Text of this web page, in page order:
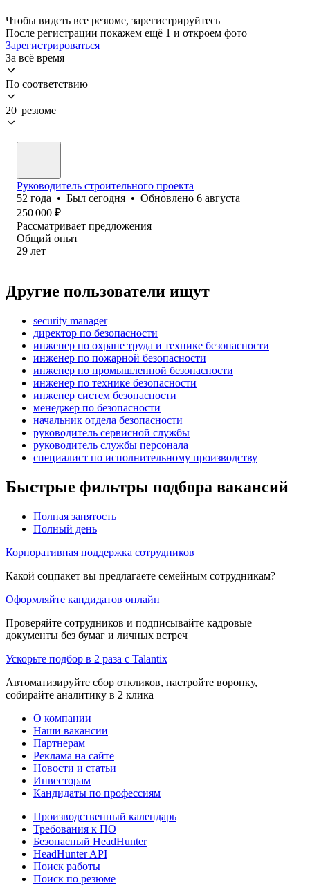
Чтобы видеть все резюме, зарегистрируйтесь
После регистрации покажем ещё 1 и откроем фото
Зарегистрироваться
За всё время
По соответствию
20 резюме
Руководитель строительного проекта
52 года • Был сегодня • Обновлено 6 августа
250 000 ₽
Рассматривает предложения
Общий опыт
29 лет
Другие пользователи ищут
security manager
директор по безопасности
инженер по охране труда и технике безопасности
инженер по пожарной безопасности
инженер по промышленной безопасности
инженер по технике безопасности
инженер систем безопасности
менеджер по безопасности
начальник отдела безопасности
руководитель сервисной службы
руководитель службы персонала
специалист по исполнительному производству
Быстрые фильтры подбора вакансий
Полная занятость
Полный день
Корпоративная поддержка сотрудников
Какой соцпакет вы предлагаете семейным сотрудникам?
Оформляйте кандидатов онлайн
Проверяйте сотрудников и подписывайте кадровые
документы без бумаг и личных встреч
Ускорьте подбор в 2 раза с Talantix
Автоматизируйте сбор откликов, настройте воронку,
собирайте аналитику в 2 клика
О компании
Наши вакансии
Партнерам
Реклама на сайте
Новости и статьи
Инвесторам
Кандидаты по профессиям
Производственный календарь
Требования к ПО
Безопасный HeadHunter
HeadHunter API
Поиск работы
Поиск по резюме